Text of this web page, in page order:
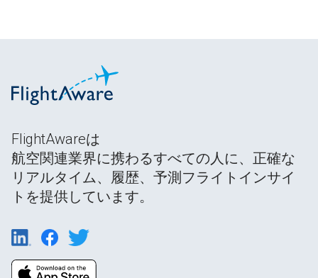
FlightAwareは
航空関連業界に携わるすべての人に、正確な
リアルタイム、履歴、予測フライトインサイ
トを提供しています。